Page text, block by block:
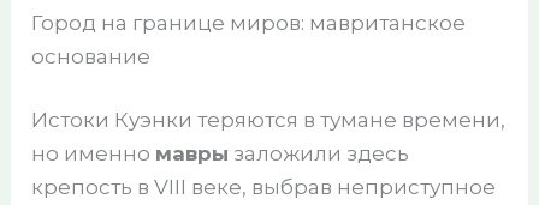
Город на границе миров: мавританское
основание
Истоки Куэнки теряются в тумане времени,
но именно мавры заложили здесь
крепость в VIII веке, выбрав неприступное